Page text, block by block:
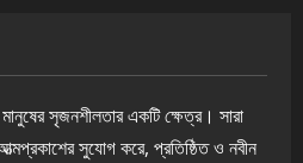
সৃজনশীলতার একটি ক্ষেত্র। সারা
আত্মপ্রকাশের সুযোগ করে, প্রতিষ্ঠিত ও নবীন